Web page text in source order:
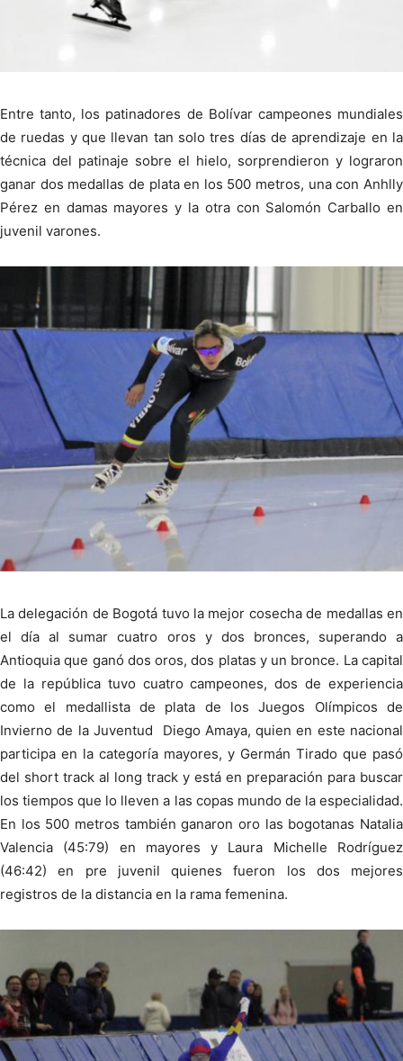
Entre tanto, los patinadores de Bolívar campeones mundiales
de ruedas y que llevan tan solo tres días de aprendizaje en la
técnica del patinaje sobre el hielo, sorprendieron y lograron
ganar dos medallas de plata en los 500 metros, una con Anhlly
Pérez en damas mayores y la otra con Salomón Carballo en
juvenil varones.
La delegación de Bogotá tuvo la mejor cosecha de medallas en
el día al sumar cuatro oros y dos bronces, superando a
Antioquia que ganó dos oros, dos platas y un bronce. La capital
de la república tuvo cuatro campeones, dos de experiencia
como el medallista de plata de los Juegos Olímpicos de
Invierno de la Juventud Diego Amaya, quien en este nacional
participa en la categoría mayores, y Germán Tirado que pasó
del short track al long track y está en preparación para buscar
los tiempos que lo lleven a las copas mundo de la especialidad.
En los 500 metros también ganaron oro las bogotanas Natalia
Valencia (45:79) en mayores y Laura Michelle Rodríguez
(46:42) en pre juvenil quienes fueron los dos mejores
registros de la distancia en la rama femenina.